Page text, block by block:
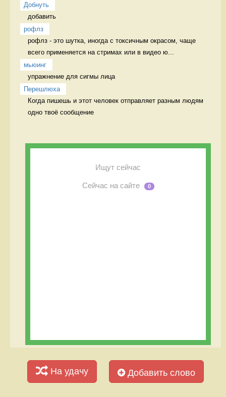
Добнуть
добавить
рофлз
рофлз - это шутка, иногда с токсичным окрасом, чаще
всего применяется на стримах или в видео ю...
мьюинг
упражнение для сигмы лица
Перешлюха
Когда пишешь и этот человек отправляет разным людям
одно твоё сообщение
Ищут сейчас
Сейчас на сайте 0
На удачу Добавить слово